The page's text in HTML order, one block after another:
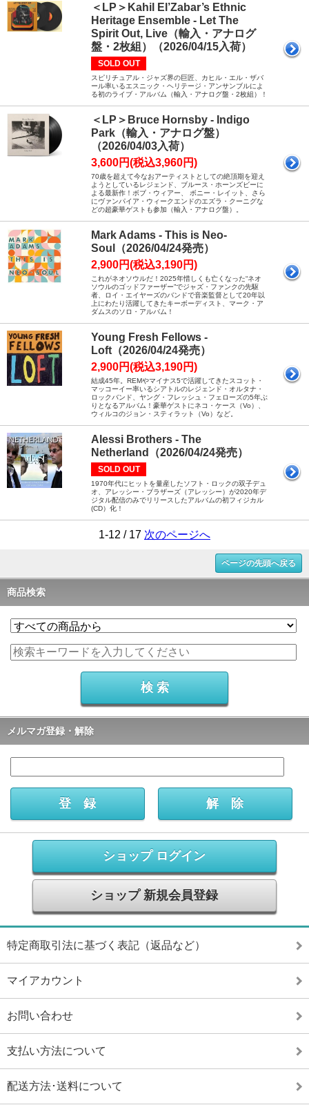
＜LP＞Kahil El’Zabar’s Ethnic
Heritage Ensemble - Let The
Spirit Out, Live（輸入・アナログ
盤・2枚組）（2026/04/15入荷）
SOLD OUT
スピリチュアル・ジャズ界の巨匠、カヒル・エル・ザバ
ール率いるエスニック・ヘリテージ・アンサンブルによ
る初のライブ・アルバム（輸入・アナログ盤・2枚組）！
＜LP＞Bruce Hornsby - Indigo
Park（輸入・アナログ盤）
（2026/04/03入荷）
3,600円(税込3,960円)
70歳を超えて今なおアーティストとしての絶頂期を迎え
ようとしているレジェンド、ブルース・ホーンズビーに
よる最新作！ボブ・ウィアー、 ボニー・レイット、さら
にヴァンパイア・ウィークエンドのエズラ・クーニグな
どの超豪華ゲストも参加（輸入・アナログ盤）。
Mark Adams - This is Neo-
Soul（2026/04/24発売）
2,900円(税込3,190円)
これがネオソウルだ！2025年惜しくも亡くなった“ネオ
ソウルのゴッドファーザー”でジャズ・ファンクの先駆
者、ロイ・エイヤーズのバンドで音楽監督として20年以
上にわたり活躍してきたキーボーディスト、マーク・ア
ダムスのソロ・アルバム！
Young Fresh Fellows -
Loft（2026/04/24発売）
2,900円(税込3,190円)
結成45年。REMやマイナス5で活躍してきたスコット・
マッコーイー率いるシアトルのレジェンド・オルタナ・
ロックバンド、ヤング・フレッシュ・フェローズの5年ぶ
りとなるアルバム！豪華ゲストにネコ・ケース（Vo）、
ウィルコのジョン・スティラット（Vo）など。
Alessi Brothers - The
Netherland（2026/04/24発売）
SOLD OUT
1970年代にヒットを量産したソフト・ロックの双子デュ
オ、アレッシー・ブラザーズ（アレッシー）が2020年デ
ジタル配信のみでリリースしたアルバムの初フィジカル
(CD）化！
1-12 / 17 次のページへ
ページの先頭へ戻る
商品検索
メルマガ登録・解除
ショップ ログイン
ショップ 新規会員登録
特定商取引法に基づく表記（返品など）
マイアカウント
お問い合わせ
支払い方法について
配送方法･送料について